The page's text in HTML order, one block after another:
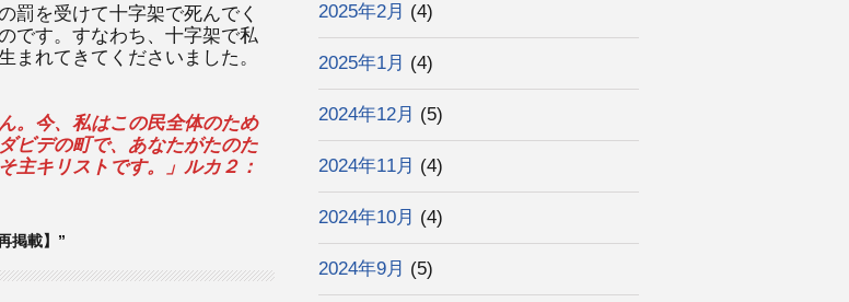
罰を受けて十字架で死んでく
です。すなわち、十字架で私
まれてきてくださいました。
。今、私はこの民全体のため
ビデの町で、あなたがたのた
主キリストです。」ルカ２：
掲載】”
2025年2月 (4)
2025年1月 (4)
2024年12月 (5)
2024年11月 (4)
2024年10月 (4)
2024年9月 (5)